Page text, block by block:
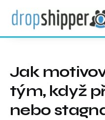
Jak
tým, když
nebo